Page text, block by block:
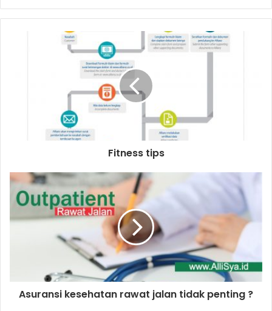
Fitness tips
Asuransi kesehatan rawat jalan tidak penting ?